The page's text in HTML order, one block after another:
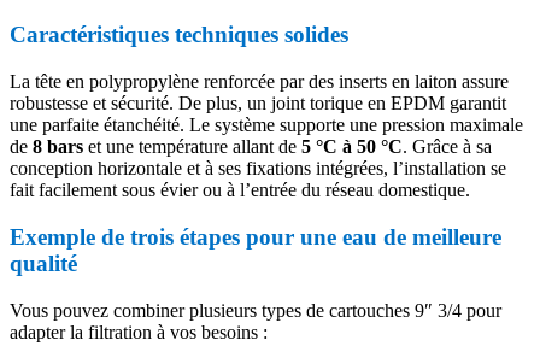
Caractéristiques techniques solides
La tête en polypropylène renforcée par des inserts en laiton assure
robustesse et sécurité. De plus, un joint torique en EPDM garantit
une parfaite étanchéité. Le système supporte une pression maximale
de 8 bars et une température allant de 5 °C à 50 °C. Grâce à sa
conception horizontale et à ses fixations intégrées, l’installation se
fait facilement sous évier ou à l’entrée du réseau domestique.
Exemple de trois étapes pour une eau de meilleure
qualité
Vous pouvez combiner plusieurs types de cartouches 9″ 3/4 pour
adapter la filtration à vos besoins :